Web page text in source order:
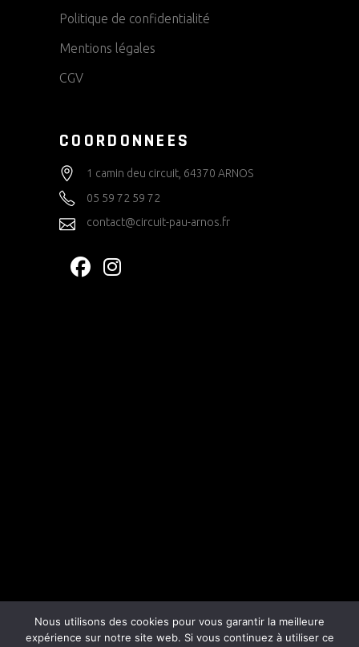
Politique de confidentialité
Mentions légales
CGV
COORDONNEES
1 camin deu circuit, 64370 ARNOS
05 59 72 59 72
contact@circuit-pau-arnos.fr
Nous utilisons des cookies pour vous garantir la meilleure
expérience sur notre site web. Si vous continuez à utiliser ce